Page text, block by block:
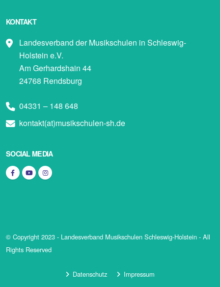
KONTAKT
Landesverband der Musikschulen in Schleswig-
Holstein e.V.
Am Gerhardshain 44
24768 Rendsburg
04331 – 148 648
kontakt(at)musikschulen-sh.de
SOCIAL MEDIA
© Copyright 2023 - Landesverband Musikschulen Schleswig-Holstein - All
Rights Reserved
Datenschutz Impressum